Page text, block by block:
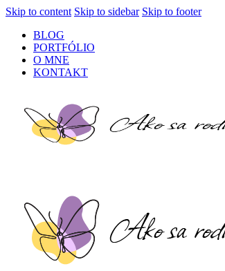
Skip to content Skip to sidebar Skip to footer
BLOG
PORTFÓLIO
O MNE
KONTAKT